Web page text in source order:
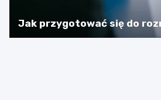
Jak przygotować się do